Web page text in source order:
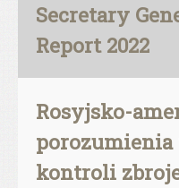
Secretary
Report 2022
Rosyjsko-
kontroli